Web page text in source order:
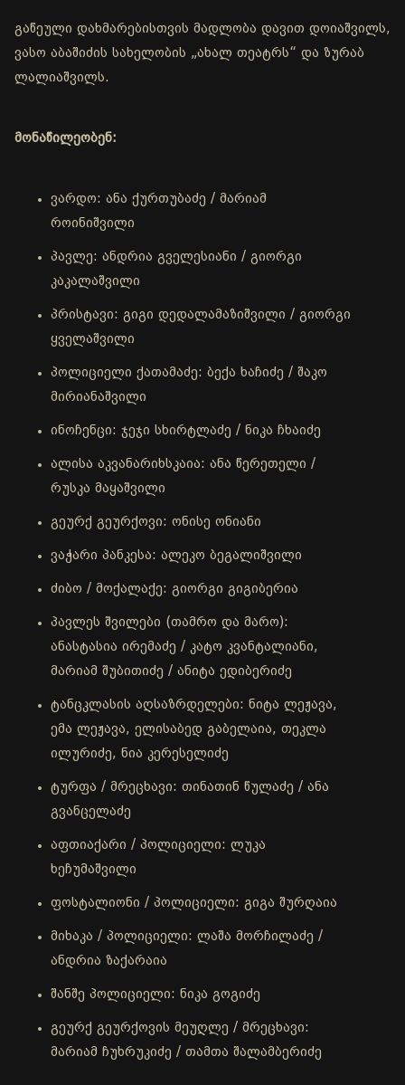
გაწეული დახმარებისთვის მადლობა დავით დოიაშვილს,
ვასო აბაშიძის სახელობის „ახალ თეატრს“ და ზურაბ
ლალიაშვილს.
მონაწილეობენ:
ვარდო: ანა ქურთუბაძე / მარიამ
როინიშვილი
პავლე: ანდრია გველესიანი / გიორგი
კაკალაშვილი
პრისტავი: გიგი დედალამაზიშვილი / გიორგი
ყველაშვილი
პოლიციელი ქათამაძე: ბექა ხაჩიძე / შაკო
მირიანაშვილი
ინოჩენცი: ჯეჯი სხირტლაძე / ნიკა ჩხაიძე
ალისა აკვანარიხსკაია: ანა წერეთელი /
რუსკა მაყაშვილი
გეურქ გეურქოვი: ონისე ონიანი
ვაჭარი პანკესა: ალეკო ბეგალიშვილი
ძიბო / მოქალაქე: გიორგი გიგიბერია
პავლეს შვილები (თამრო და მარო):
ანასტასია ირემაძე / კატო კვანტალიანი,
მარიამ შუბითიძე / ანიტა ედიბერიძე
ტანცკლასის აღსაზრდელები: ნიტა ლეჟავა,
ემა ლეჟავა, ელისაბედ გაბელაია, თეკლა
ილურიძე, ნია კერესელიძე
ტურფა / მრეცხავი: თინათინ წულაძე / ანა
გვანცელაძე
აფთიაქარი / პოლიციელი: ლუკა
ხეჩუმაშვილი
ფოსტალიონი / პოლიციელი: გიგა შურღაია
მიხაკა / პოლიციელი: ლაშა მორჩილაძე /
ანდრია ზაქარაია
შანშე პოლიციელი: ნიკა გოგიძე
გეურქ გეურქოვის მეუღლე / მრეცხავი:
მარიამ ჩუხრუკიძე / თამთა შალამბერიძე